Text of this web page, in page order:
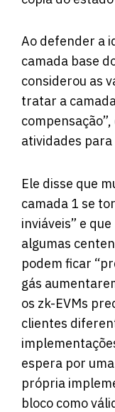
Ao defender a
camada base
considerou as
tratar a
atividades para
Ele disse que
camada 1 se
inviáveis” e
algumas
podem ficar
gás
os zk-EVMs
clientes
espera por
própria
bloco como